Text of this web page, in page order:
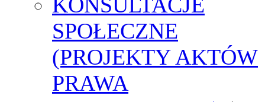
SPOŁECZNE
(PROJEKTY AKTÓW
PRAWA